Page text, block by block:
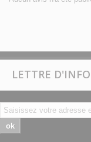
LETTRE
ok